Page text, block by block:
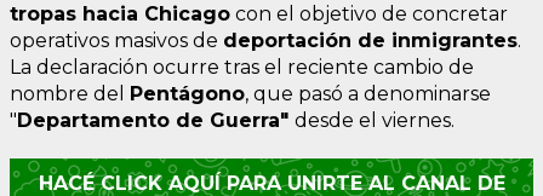
tropas hacia Chicago con el objetivo de concretar
operativos masivos de deportación de inmigrantes.
La declaración ocurre tras el reciente cambio de
nombre del Pentágono, que pasó a denominarse
"Departamento de Guerra" desde el viernes.
HACÉ CLICK AQUÍ PARA UNIRTE AL CANAL DE